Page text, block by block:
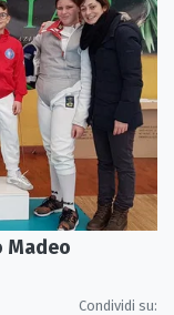
Madeo
Condividi su: